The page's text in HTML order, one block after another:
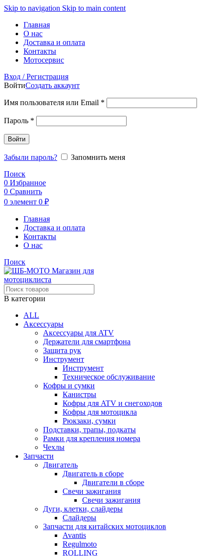
Skip to navigation Skip to main content
Главная
О нас
Доставка и оплата
Контакты
Мотосервис
Вход / Регистрация
ВойтиСоздать аккаунт
Имя пользователя или Email *
Пароль *
Войти
Забыли пароль?
Запомнить меня
Поиск
0 Избранное
0 Сравнить
0 элемент 0 ₽
Главная
Доставка и оплата
Контакты
О нас
Поиск
В категории
ALL
Аксессуары
Аксессуары для ATV
Держатели для смартфона
Защита рук
Инструмент
Инструмент
Техническое обслуживание
Кофры и сумки
Канистры
Кофры для ATV и снегоходов
Кофры для мотоцикла
Рюкзаки, сумки
Подставки, трапы, подкаты
Рамки для крепления номера
Чехлы
Запчасти
Двигатель
Двигатель в сборе
Двигатели в сборе
Свечи зажигания
Свечи зажигания
Дуги, клетки, слайдеры
Слайдеры
Запчасти для китайских мотоциклов
Avantis
Regulmoto
ROLLING